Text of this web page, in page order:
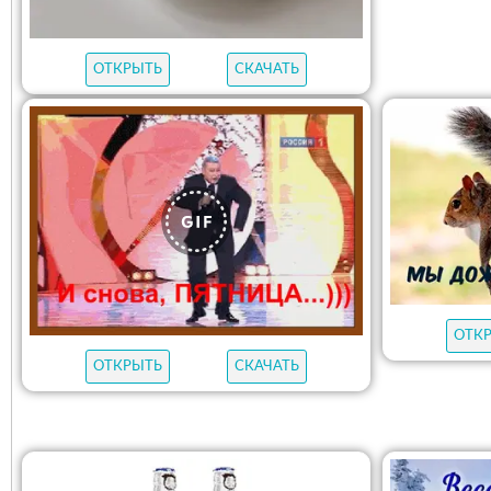
ОТКРЫТЬ СКАЧАТЬ
ОТКРЫТЬ СКАЧАТЬ